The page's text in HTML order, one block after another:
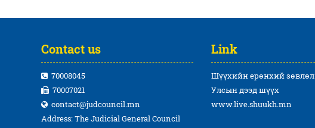
Contact us
70008045
70007021
contact@judcouncil.mn
Address: The Judicial General Council
Link
Шүүхийн ерөнхий зөвлөл
Улсын дээд шүүх
www.live.shuukh.mn